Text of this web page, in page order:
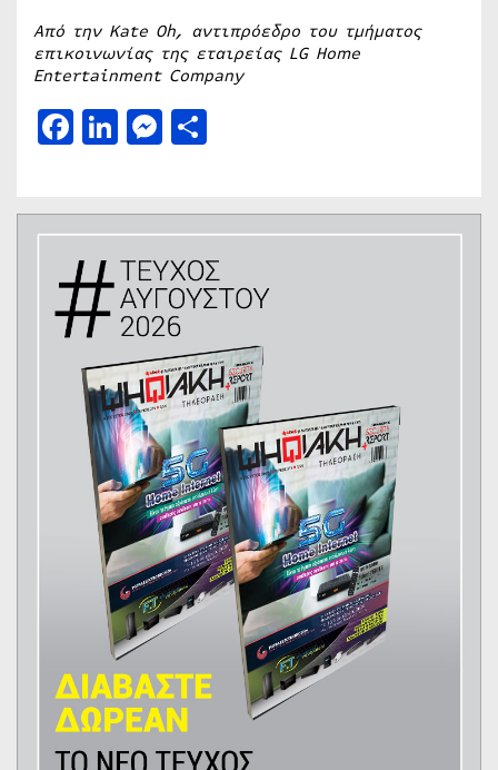
Από την Kate Oh, αντιπρόεδρο του τμήματος
επικοινωνίας της εταιρείας LG Home
Entertainment Company
Facebook
LinkedIn
Messenger